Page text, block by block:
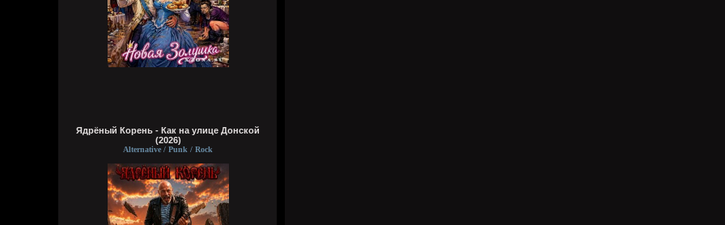
Ядрёный Корень - Как на улице Донской
(2026)
Alternative / Punk / Rock